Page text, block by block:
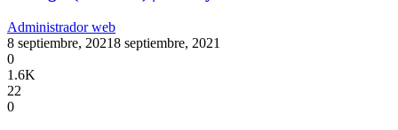
Administrador web
8 septiembre, 20218 septiembre, 2021
0
1.6K
22
0